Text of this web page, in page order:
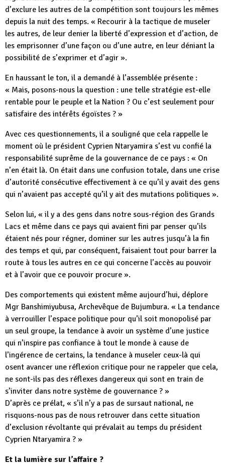
d’exclure les autres de la compétition sont toujours les mêmes
depuis la nuit des temps. « Recourir à la tactique de museler
les autres, de leur denier la liberté d’expression et d’action, de
les emprisonner d’une façon ou d’une autre, en leur déniant la
possibilité de s’exprimer et d’agir ».
En haussant le ton, il a demandé à l’assemblée présente :
« Mais, posons-nous la question : une telle stratégie est-elle
rentable pour le peuple et la Nation ? Ou c’est seulement pour
satisfaire des intérêts égoïstes ? »
Avec ces questionnements, il a souligné que cela rappelle le
moment où le président Cyprien Ntaryamira s’est vu confié la
responsabilité suprême de la gouvernance de ce pays : « On
n’en était là. On était dans une confusion totale, dans une crise
d’autorité consécutive effectivement à ce qu’il y avait des gens
qui n’avaient pas accepté qu’il y ait des mutations politiques ».
Selon lui, « il y a des gens dans notre sous-région des Grands
Lacs et même dans ce pays qui avaient fini par penser qu’ils
étaient nés pour régner, dominer sur les autres jusqu’à la fin
des temps et qui, par conséquent, faisaient tout pour barrer la
route à tous les autres en ce qui concerne l’accès au pouvoir
et à l’avoir que ce pouvoir procure ».
Des comportements qui existent même aujourd’hui, déplore
Mgr Banshimiyubusa, Archevêque de Bujumbura. « La tendance
à verrouiller l’espace politique pour qu’il soit monopolisé par
un seul groupe, la tendance à avoir un système d’une justice
qui n’inspire pas confiance à tout le monde à cause de
l’ingérence de certains, la tendance à museler ceux-là qui
osent avancer une réflexion critique pour ne rappeler que cela,
ne sont-ils pas des réflexes dangereux qui sont en train de
s’inviter dans notre système de gouvernance ? »
D’après ce prélat, « s’il n’y a pas de sursaut national, ne
risquons-nous pas de nous retrouver dans cette situation
d’exclusion révoltante qui prévalait au temps du président
Cyprien Ntaryamira ? »
Et la lumière sur l’affaire ?